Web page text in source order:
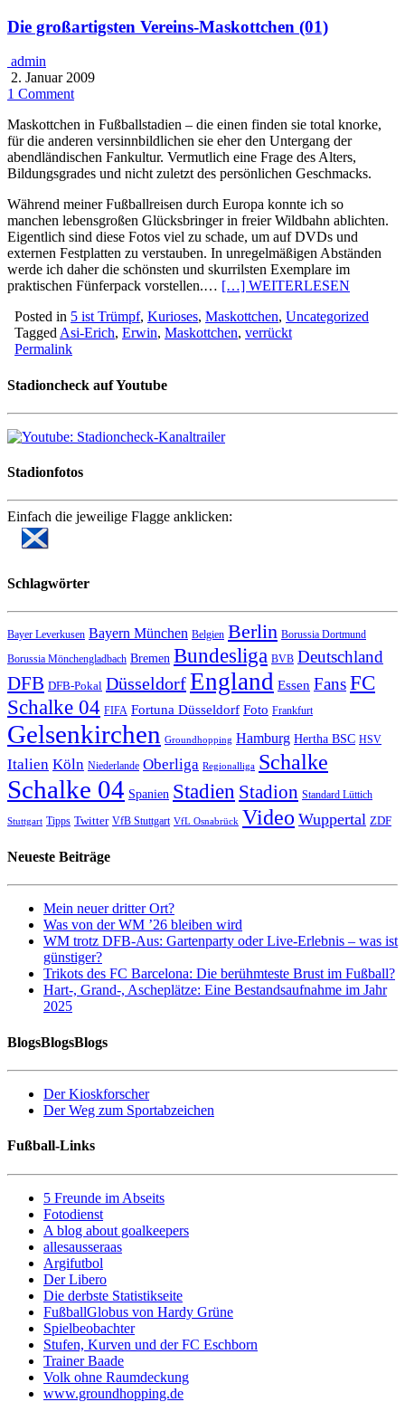
Die großartigsten Vereins-Maskottchen (01)
admin
2. Januar 2009
1 Comment
Maskottchen in Fußballstadien – die einen finden sie total knorke,
für die anderen versinnbildlichen sie eher den Untergang der
abendländischen Fankultur. Vermutlich eine Frage des Alters,
Bildungsgrades und nicht zuletzt des persönlichen Geschmacks.
Während meiner Fußballreisen durch Europa konnte ich so
manchen lebensgroßen Glücksbringer in freier Wildbahn ablichten.
Eigentlich sind diese Fotos viel zu schade, um auf DVDs und
externen Festplatten zu verstauben. In unregelmäßigen Abständen
werde ich daher die schönsten und skurrilsten Exemplare im
praktischen Fünferpack vorstellen.… […] WEITERLESEN
Posted in 5 ist Trümpf, Kurioses, Maskottchen, Uncategorized
Tagged Asi-Erich, Erwin, Maskottchen, verrückt
Permalink
Stadioncheck auf Youtube
Stadionfotos
Einfach die jeweilige Flagge anklicken:
Schlagwörter
Bayer Leverkusen Bayern München Belgien Berlin Borussia Dortmund
Borussia Mönchengladbach Bremen Bundesliga BVB Deutschland
DFB DFB-Pokal DüsseldorfEngland Essen FansFC
Schalke 04 FIFA Fortuna Düsseldorf Foto Frankfurt
Gelsenkirchen Groundhopping Hamburg Hertha BSC HSV
Italien Köln Niederlande Oberliga Regionalliga Schalke
Schalke 04 Spanien Stadien Stadion Standard Lüttich
Stuttgart Tipps Twitter VfB Stuttgart VfL Osnabrück Video Wuppertal ZDF
Neueste Beiträge
Mein neuer dritter Ort?
Was von der WM ’26 bleiben wird
WM trotz DFB-Aus: Gartenparty oder Live-Erlebnis – was ist
günstiger?
Trikots des FC Barcelona: Die berühmteste Brust im Fußball?
Hart-, Grand-, Ascheplätze: Eine Bestandsaufnahme im Jahr
2025
BlogsBlogsBlogs
Der Kioskforscher
Der Weg zum Sportabzeichen
Fußball-Links
5 Freunde im Abseits
Fotodienst
A blog about goalkeepers
allesausseraas
Argifutbol
Der Libero
Die derbste Statistikseite
FußballGlobus von Hardy Grüne
Spielbeobachter
Stufen, Kurven und der FC Eschborn
Trainer Baade
Volk ohne Raumdeckung
www.groundhopping.de